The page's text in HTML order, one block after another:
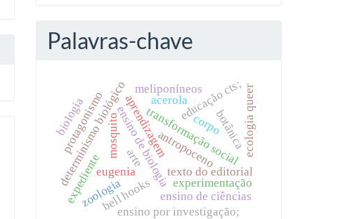
Palavras-chave
texto do editorial
eugenia
ensino de biologia
determinismo biológico transformação social
antropoceno
expediente
educação cts;
ensino de ciências
bell hooks experimentação
ensino por investigação;
protagonismo
biologia aprendizagem ecologia queer
mosquito botânica
acerola
meliponíneos
zoologia
arte
corpo